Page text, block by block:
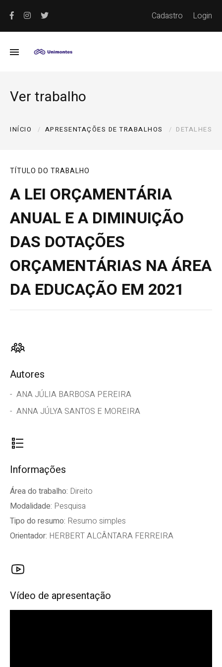
Cadastro Login
Ver trabalho
INÍCIO APRESENTAÇÕES DE TRABALHOS DETALHES
TÍTULO DO TRABALHO
A LEI ORÇAMENTÁRIA
ANUAL E A DIMINUIÇÃO
DAS DOTAÇÕES
ORÇAMENTÁRIAS NA ÁREA
DA EDUCAÇÃO EM 2021
Autores
ANA JÚLIA BARBOSA PEREIRA
ANNA JÚLYA SANTOS E MOREIRA
Informações
Área do trabalho: Direito
Modalidade: Pesquisa
Tipo do resumo: Resumo simples
Orientador: HERBERT ALCÂNTARA FERREIRA
Vídeo de apresentação